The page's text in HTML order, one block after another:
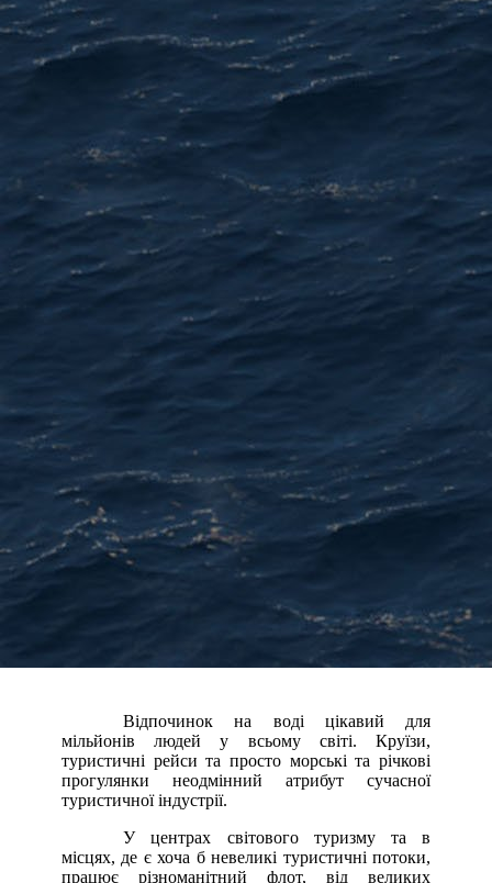
Відпочинок на воді цікавий для
мільйонів людей у ​​всьому світі. Круїзи,
туристичні рейси та просто морські та річкові
прогулянки неодмінний атрибут сучасної
туристичної індустрії.
У центрах світового туризму та в
місцях, де є хоча б невеликі туристичні потоки,
працює різноманітний флот, від великих